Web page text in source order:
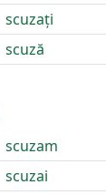
scuzați
scuză
scuzam
scuzai